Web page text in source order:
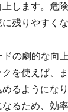
します。危
残りやすくな
の劇的な向上
を使えば、
るようにな
るため、効